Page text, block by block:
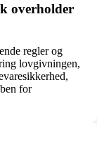
overholder
regler og
lovgivningen,
for